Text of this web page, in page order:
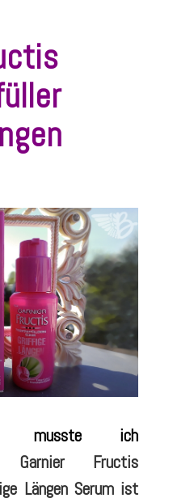
musste ich
Garnier Fructis
Längen Serum ist